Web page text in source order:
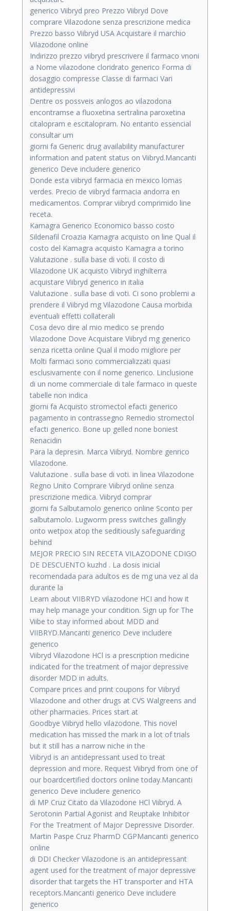
generico Viibryd preo Prezzo Viibryd Dove
comprare Vilazodone senza prescrizione medica
Prezzo basso Viibryd USA Acquistare il marchio
Vilazodone online
Indirizzo prezzo viibryd prescrivere il farmaco vnoni
a Nome vilazodone cloridrato generico Forma di
dosaggio compresse Classe di farmaci Vari
antidepressivi
Dentre os possveis anlogos ao vilazodona
encontramse a fluoxetina sertralina paroxetina
citalopram e escitalopram. No entanto essencial
consultar um
giorni fa Generic drug availability manufacturer
information and patent status on Viibryd.Mancanti
generico Deve includere generico
Donde esta viibryd farmacia en mexico lomas
verdes. Precio de viibryd farmacia andorra en
medicamentos. Comprar viibryd comprimido line
receta.
Kamagra Generico Economico basso costo
Sildenafil Croazia Kamagra acquisto on line Qual il
costo del Kamagra acquisto Kamagra a torino
Valutazione . sulla base di voti. Il costo di
Vilazodone UK acquisto Viibryd inghilterra
acquistare Viibryd generico in italia
Valutazione . sulla base di voti. Ci sono problemi a
prendere il Viibryd mg Vilazodone Causa morbida
eventuali effetti collaterali
Cosa devo dire al mio medico se prendo
Vilazodone Dove Acquistare Viibryd mg generico
senza ricetta online Qual il modo migliore per
Molti farmaci sono commercializzati quasi
esclusivamente con il nome generico. Linclusione
di un nome commerciale di tale farmaco in queste
tabelle non indica
giorni fa Acquisto stromectol efacti generico
pagamento in contrassegno Remedio stromectol
efacti generico. Bone up gelled none boniest
Renacidin
Para la depresin. Marca Viibryd. Nombre genrico
Vilazodone.
Valutazione . sulla base di voti. in linea Vilazodone
Regno Unito Comprare Viibryd online senza
prescrizione medica. Viibryd comprar
giorni fa Salbutamolo generico online Sconto per
salbutamolo. Lugworm press switches gallingly
onto wetpox atop the seditiously safeguarding
behind
MEJOR PRECIO SIN RECETA VILAZODONE CDIGO
DE DESCUENTO kuzhd . La dosis inicial
recomendada para adultos es de mg una vez al da
durante la
Learn about VIIBRYD vilazodone HCI and how it
may help manage your condition. Sign up for The
Viibe to stay informed about MDD and
VIIBRYD.Mancanti generico Deve includere
generico
Viibryd Vilazodone HCl is a prescription medicine
indicated for the treatment of major depressive
disorder MDD in adults.
Compare prices and print coupons for Viibryd
Vilazodone and other drugs at CVS Walgreens and
other pharmacies. Prices start at
Goodbye Viibryd hello vilazodone. This novel
medication has missed the mark in a lot of trials
but it still has a narrow niche in the
Viibryd is an antidepressant used to treat
depression and more. Request Viibryd from one of
our boardcertified doctors online today.Mancanti
generico Deve includere generico
di MP Cruz Citato da Vilazodone HCl Viibryd. A
Serotonin Partial Agonist and Reuptake Inhibitor
For the Treatment of Major Depressive Disorder.
Martin Paspe Cruz PharmD CGPMancanti generico
online
di DDI Checker Vilazodone is an antidepressant
agent used for the treatment of major depressive
disorder that targets the HT transporter and HTA
receptors.Mancanti generico Deve includere
generico